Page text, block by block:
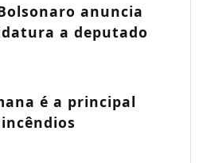
anuncia
a deputado
é a principal